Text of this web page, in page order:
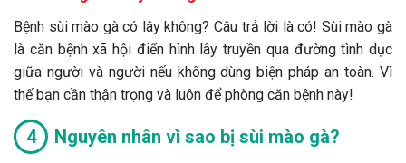
Bệnh sùi mào gà có lây không? Câu trả lời là có! Sùi mào gà
là căn bệnh xã hội điển hình lây truyền qua đường tình dục
giữa người và người nếu không dùng biện pháp an toàn. Vì
thế bạn cần thận trọng và luôn để phòng căn bệnh này!
Nguyên nhân vì sao bị sùi mào gà?